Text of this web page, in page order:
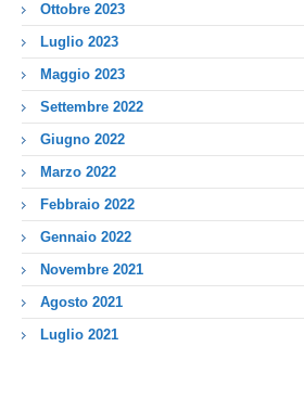
Ottobre 2023
Luglio 2023
Maggio 2023
Settembre 2022
Giugno 2022
Marzo 2022
Febbraio 2022
Gennaio 2022
Novembre 2021
Agosto 2021
Luglio 2021